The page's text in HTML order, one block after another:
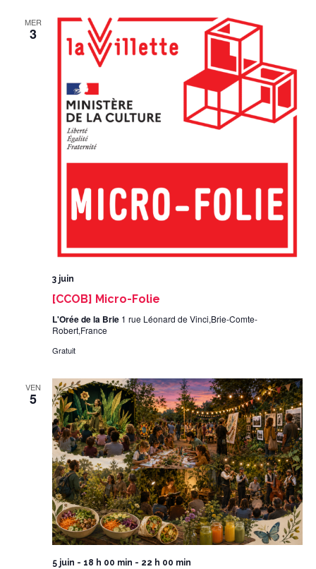
MER
3
3 juin
[CCOB] Micro-Folie
L'Orée de la Brie 1 rue Léonard de Vinci,Brie-Comte-
Robert,France
Gratuit
VEN
5
5 juin - 18 h 00 min - 22 h 00 min